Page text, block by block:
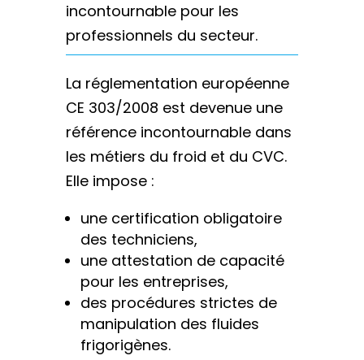
incontournable pour les
professionnels du secteur.
La réglementation européenne
CE 303/2008 est devenue une
référence incontournable dans
les métiers du froid et du CVC.
Elle impose :
une certification obligatoire
des techniciens,
une attestation de capacité
pour les entreprises,
des procédures strictes de
manipulation des fluides
frigorigènes.